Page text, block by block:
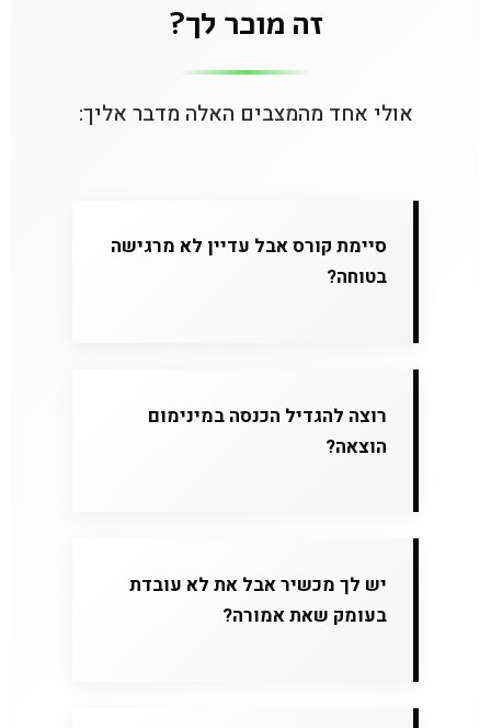
זה מוכר לך?
אולי אחד מהמצבים האלה מדבר אליך:
סיימת קורס אבל עדיין לא מרגישה
בטוחה?
רוצה להגדיל הכנסה במינימום
הוצאה?
יש לך מכשיר אבל את לא עובדת
בעומק שאת אמורה?